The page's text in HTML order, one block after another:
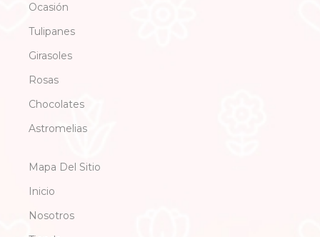
Ocasión
Tulipanes
Girasoles
Rosas
Chocolates
Astromelias
Mapa Del Sitio
Inicio
Nosotros